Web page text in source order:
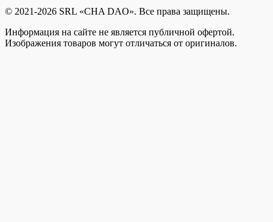
© 2021-2026 SRL «CHA DAO». Все права защищены.
Информация на сайте не является публичной офертой.
Изображения товаров могут отличаться от оригиналов.